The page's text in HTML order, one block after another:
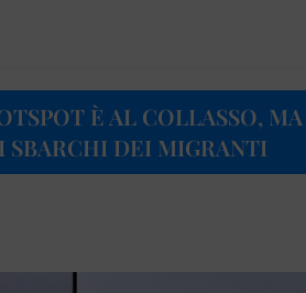
È AL COLLASSO, MA
SBARCHI DEI MIGRANTI